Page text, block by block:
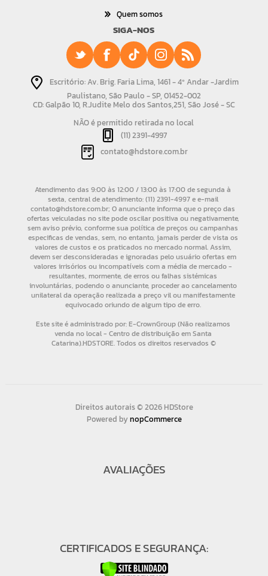
Quem somos
SIGA-NOS
Escritório: Av. Brig. Faria Lima, 1461 - 4º Andar -Jardim
Paulistano, São Paulo - SP, 01452-002
CD: Galpão 10, R.Judite Melo dos Santos,251, São José - SC
NÃO é permitido retirada no local
(11) 2391-4997
contato@hdstore.com.br
Direitos autorais © 2026 HDStore
Powered bynopCommerce
AVALIAÇÕES
CERTIFICADOS E SEGURANÇA: